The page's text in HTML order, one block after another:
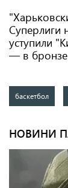
Суперлиги
уступили
— в
баскетбол